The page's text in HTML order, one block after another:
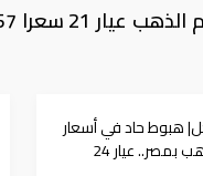
هبوط حاد في أسعار
الذهب بمصر.. عيار 24